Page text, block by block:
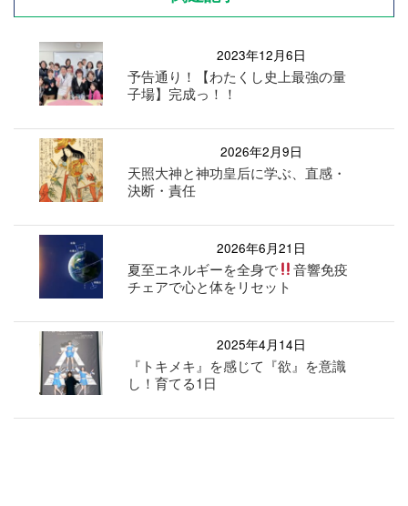
2023年12月6日
予告通り！【わたくし史上最強の量
子場】完成っ！！
2026年2月9日
天照大神と神功皇后に学ぶ、直感・
決断・責任
2026年6月21日
夏至エネルギーを全身で
音響免疫
チェアで心と体をリセット
2025年4月14日
『トキメキ』を感じて『欲』を意識
し！育てる1日